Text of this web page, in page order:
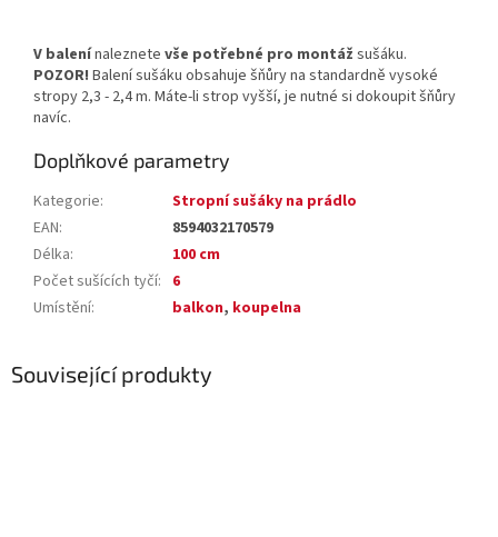
V balenínaleznete vše potřebné pro montáž sušáku.
POZOR! Balení sušáku obsahuje šňůry na standardně vysoké
stropy 2,3 - 2,4 m. Máte-li strop vyšší, je nutné si dokoupit šňůry
navíc.
Doplňkové parametry
Kategorie:
Stropní sušáky na prádlo
EAN:
8594032170579
Délka:
100 cm
Počet sušících tyčí: 6
Umístění: balkon, koupelna
Související produkty